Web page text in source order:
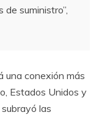
suministro”,
una conexión más
Estados Unidos y
las